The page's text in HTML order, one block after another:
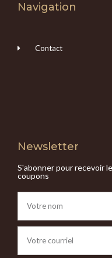
Navigation
Contact
Newsletter
S'abonner pour recevoir
coupons